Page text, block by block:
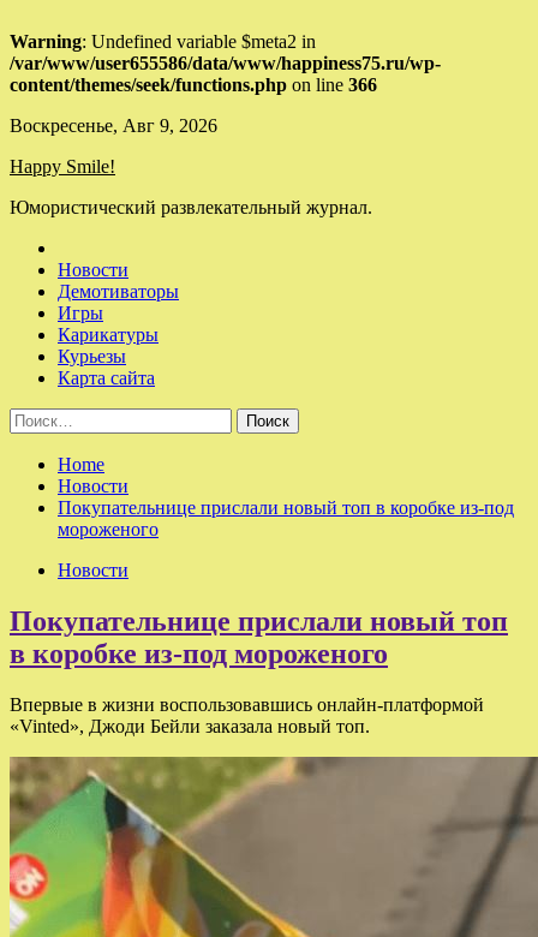
Warning: Undefined variable $meta2 in
/var/www/user655586/data/www/happiness75.ru/wp-
content/themes/seek/functions.php on line 366
Skip
content
Воскресенье, Авг 9, 2026
Happy Smile!
Юмористический развлекательный журнал.
Новости
Демотиваторы
Игры
Карикатуры
Курьезы
Карта сайта
Найти:
Home
Новости
Покупательнице прислали новый топ в коробке из-под
мороженого
Новости
Покупательнице прислали новый топ
в коробке из-под мороженого
Впервые в жизни воспользовавшись онлайн-платформой
«Vinted», Джоди Бейли заказала новый топ.